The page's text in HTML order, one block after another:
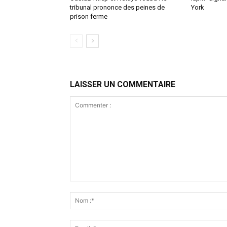
tribunal prononce des peines de
prison ferme
York
LAISSER UN COMMENTAIRE